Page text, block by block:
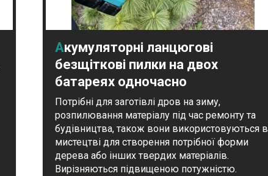
Акумуляторні ланцюгові
безщіткові пилки на двох
батареях одночасно
Потрібні для заготівлі дров на зиму,
розпилювання матеріалу під час ремонту та
будівництва, також вони використовуються в
мистецтві для створення потрібної форми
дерева або інших твердих матеріалів.
Вирізняються підвищеною потужністю.